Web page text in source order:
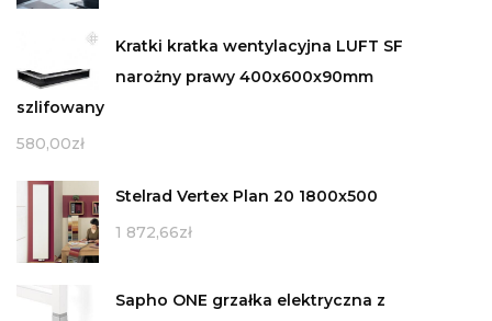
Kratki kratka wentylacyjna LUFT SF
narożny prawy 400x600x90mm
szlifowany
580,00zł
Stelrad Vertex Plan 20 1800x500
1 872,66zł
Sapho ONE grzałka elektryczna z